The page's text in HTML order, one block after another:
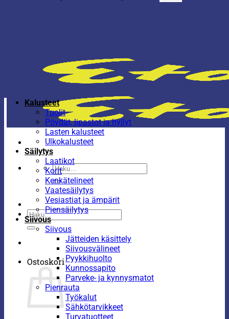
Etsi:
Etsi:
Ostoskori
Kalusteet
Tuolit
Pöydät, lipastot ja hyllyt
Lasten kalusteet
Ulkokalusteet
Säilytys
Laatikot
Korit
Kenkätelineet
Vaatesäilytys
Vesiastiat ja ämpärit
Piensäilytys
Siivous
Siivous
Jätteiden käsittely
Siivousvälineet
Pyykkihuolto
Kunnossapito
Parveke- ja kynnysmatot
Pienrauta
Työkalut
Sähkötarvikkeet
Turvatuotteet